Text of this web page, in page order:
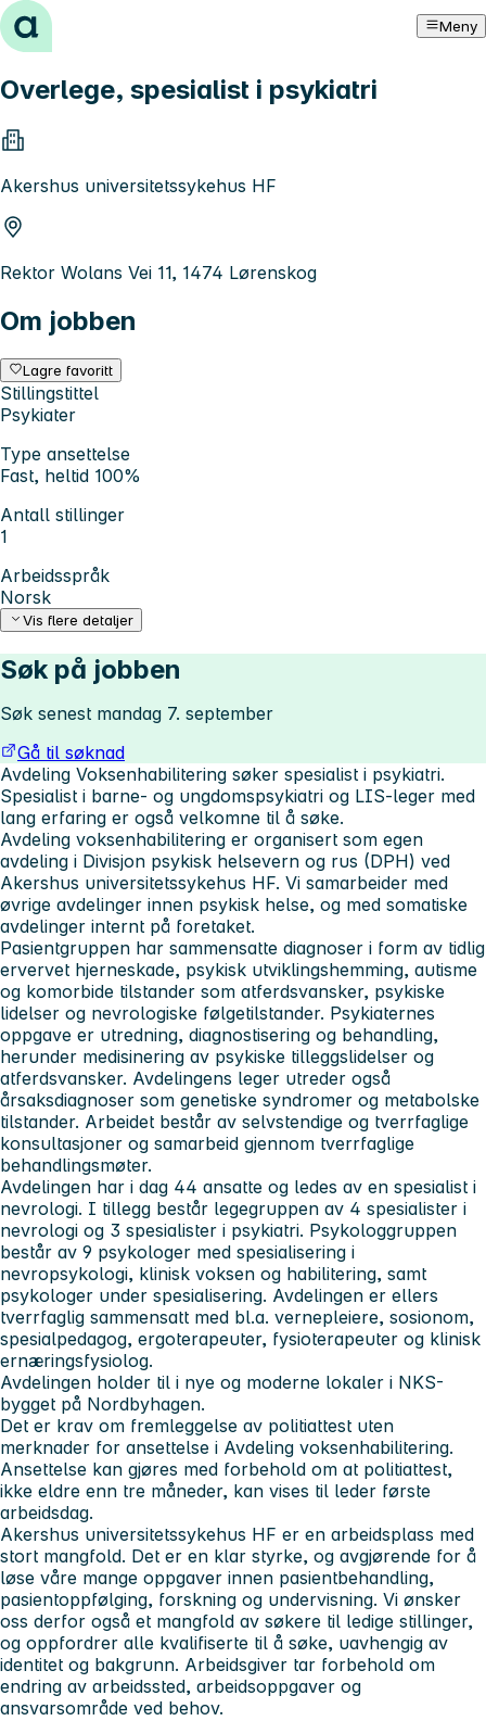
Hopp til innhold Meny
Overlege, spesialist i psykiatri
Akershus universitetssykehus HF
Rektor Wolans Vei 11, 1474 Lørenskog
Om jobben
Lagre favoritt
Stillingstittel
Psykiater
Type ansettelse
Fast, heltid 100%
Antall stillinger
1
Arbeidsspråk
Norsk
Vis flere detaljer
Søk på jobben
Søk senest mandag 7. september
Gå til søknad
Avdeling Voksenhabilitering søker spesialist i psykiatri.
Spesialist i barne- og ungdomspsykiatri og LIS-leger med
lang erfaring er også velkomne til å søke.
Avdeling voksenhabilitering er organisert som egen
avdeling i Divisjon psykisk helsevern og rus (DPH) ved
Akershus universitetssykehus HF. Vi samarbeider med
øvrige avdelinger innen psykisk helse, og med somatiske
avdelinger internt på foretaket.
Pasientgruppen har sammensatte diagnoser i form av tidlig
ervervet hjerneskade, psykisk utviklingshemming, autisme
og komorbide tilstander som atferdsvansker, psykiske
lidelser og nevrologiske følgetilstander. Psykiaternes
oppgave er utredning, diagnostisering og behandling,
herunder medisinering av psykiske tilleggslidelser og
atferdsvansker. Avdelingens leger utreder også
årsaksdiagnoser som genetiske syndromer og metabolske
tilstander. Arbeidet består av selvstendige og tverrfaglige
konsultasjoner og samarbeid gjennom tverrfaglige
behandlingsmøter.
Avdelingen har i dag 44 ansatte og ledes av en spesialist i
nevrologi. I tillegg består legegruppen av 4 spesialister i
nevrologi og 3 spesialister i psykiatri. Psykologgruppen
består av 9 psykologer med spesialisering i
nevropsykologi, klinisk voksen og habilitering, samt
psykologer under spesialisering. Avdelingen er ellers
tverrfaglig sammensatt med bl.a. vernepleiere, sosionom,
spesialpedagog, ergoterapeuter, fysioterapeuter og klinisk
ernæringsfysiolog.
Avdelingen holder til i nye og moderne lokaler i NKS-
bygget på Nordbyhagen.
Det er krav om fremleggelse av politiattest uten
merknader for ansettelse i Avdeling voksenhabilitering.
Ansettelse kan gjøres med forbehold om at politiattest,
ikke eldre enn tre måneder, kan vises til leder første
arbeidsdag.
Akershus universitetssykehus HF er en arbeidsplass med
stort mangfold. Det er en klar styrke, og avgjørende for å
løse våre mange oppgaver innen pasientbehandling,
pasientoppfølging, forskning og undervisning. Vi ønsker
oss derfor også et mangfold av søkere til ledige stillinger,
og oppfordrer alle kvalifiserte til å søke, uavhengig av
identitet og bakgrunn. Arbeidsgiver tar forbehold om
endring av arbeidssted, arbeidsoppgaver og
ansvarsområde ved behov.